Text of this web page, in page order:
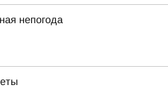
непогода